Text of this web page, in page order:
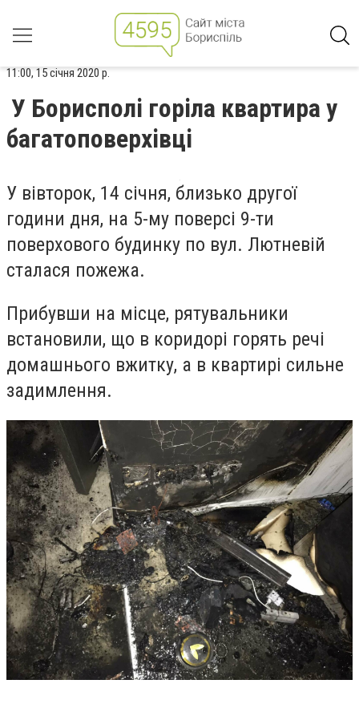
11:00, 15 січня 2020 р.
У Борисполі горіла квартира у
багатоповерхівці
У вівторок, 14 січня, близько другої
години дня, на 5-му поверсі 9-ти
поверхового будинку по вул. Лютневій
сталася пожежа.
Прибувши на місце, рятувальники
встановили, що в коридорі горять речі
домашнього вжитку, а в квартирі сильне
задимлення.